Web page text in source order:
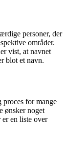
personer, der
områder.
vist, at navnet
blot et navn.
for mange
ønsker noget
en liste over